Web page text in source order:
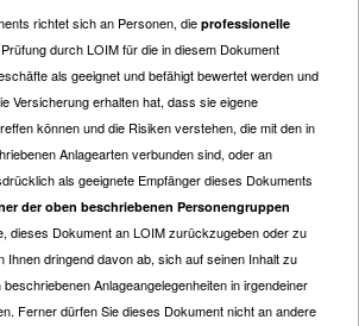
richtet sich an Personen, die professionelle
durch LOIM für die in diesem Dokument
als geeignet und befähigt bewertet werden und
Versicherung erhalten hat, dass sie eigene
können und die Risiken verstehen, die mit den in
Anlagearten verbunden sind, oder an
als geeignete Empfänger dieses Dokuments
der oben beschriebenen Personengruppen
dieses Dokument an LOIM zurückzugeben oder zu
Ihnen dringend davon ab, sich auf seinen Inhalt zu
Anlageangelegenheiten in irgendeiner
Ferner dürfen Sie dieses Dokument nicht an andere